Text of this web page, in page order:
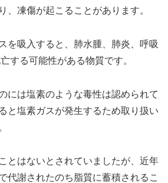
、凍傷が起こることがあります。
を吸入すると、肺水腫、肺炎、呼吸
する可能性がある物質です。
には塩素のような毒性は認められて
と塩素ガスが発生するため取り扱い
とはないとされていましたが、近年
代謝されたのち脂質に蓄積されるこ